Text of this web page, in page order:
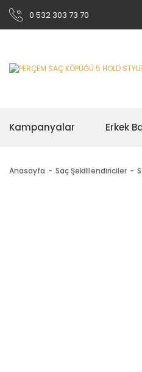
0 532 303 73 70
Kampanyalar Erkek
Anasayfa Saç Şekilllendiriciler